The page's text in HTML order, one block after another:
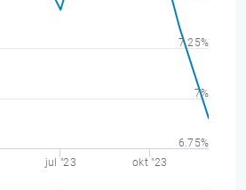
jul "23 okt "23
6.75%
7%
7.25%